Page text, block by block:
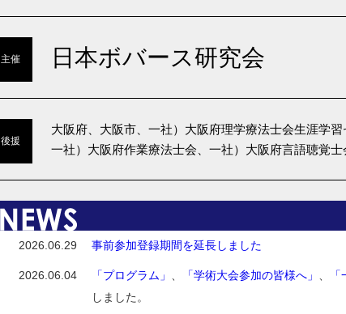
主催 日本ボバース研究会
後援
大阪府、大阪市、一社）大阪府理学療法士会生涯学習
一社）大阪府作業療法士会、一社）大阪府言語聴覚士
2026.06.29 事前参加登録期間を延長しました
2026.06.04 「プログラム」 「学術大会参加の皆様へ」
しました。